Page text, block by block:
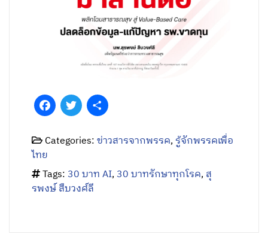
FacebookTwitter
Categories:ข่าวสารจากพรรค,รู้จักพรรคเพื่อ
ไทย
Tags: 30 บาท AI,30 บาทรักษาทุกโรค,สุ
รพงษ์ สืบวงศ์ลี